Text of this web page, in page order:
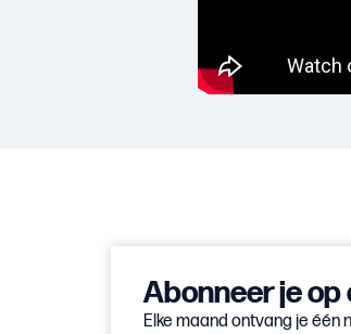
Abonneer je
Elke maand ontvang je één